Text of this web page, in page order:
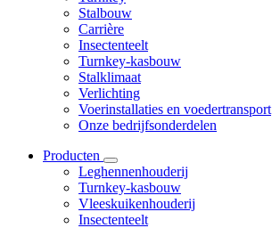
Stalbouw
Carrière
Insectenteelt
Turnkey-kasbouw
Stalklimaat
Verlichting
Voerinstallaties en voedertransport
Onze bedrijfsonderdelen
Producten
Leghennenhouderij
Turnkey-kasbouw
Vleeskuikenhouderij
Insectenteelt